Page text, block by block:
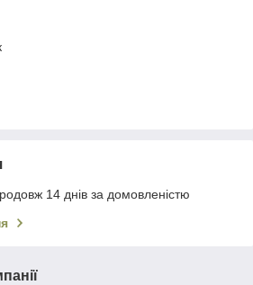
14 днів за домовленістю